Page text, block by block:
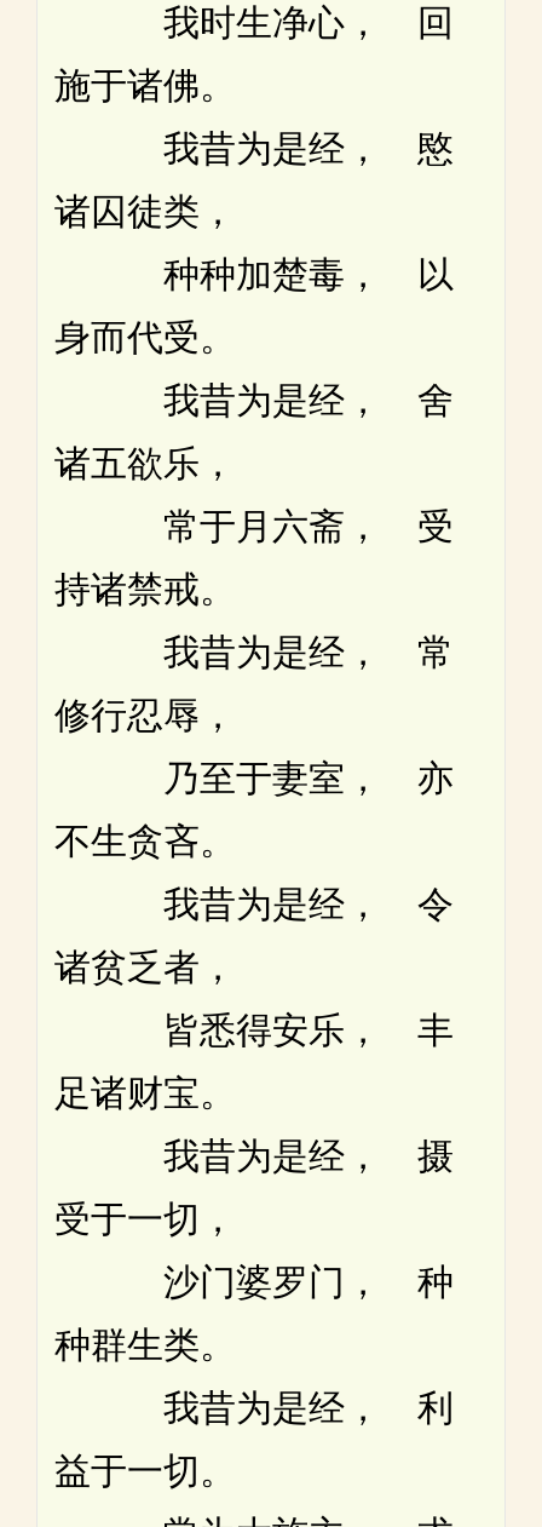
我时生净心， 回
施于诸佛。
我昔为是经， 愍
诸囚徒类，
种种加楚毒， 以
身而代受。
我昔为是经， 舍
诸五欲乐，
常于月六斋， 受
持诸禁戒。
我昔为是经， 常
修行忍辱，
乃至于妻室， 亦
不生贪吝。
我昔为是经， 令
诸贫乏者，
皆悉得安乐， 丰
足诸财宝。
我昔为是经， 摄
受于一切，
沙门婆罗门， 种
种群生类。
我昔为是经， 利
益于一切。